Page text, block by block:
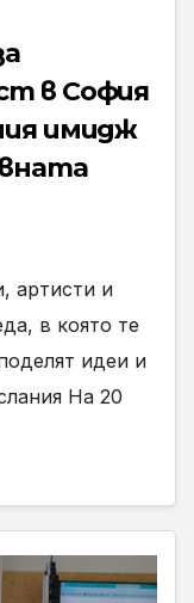
в София
имидж
артисти и
в която те
идеи и
На 20